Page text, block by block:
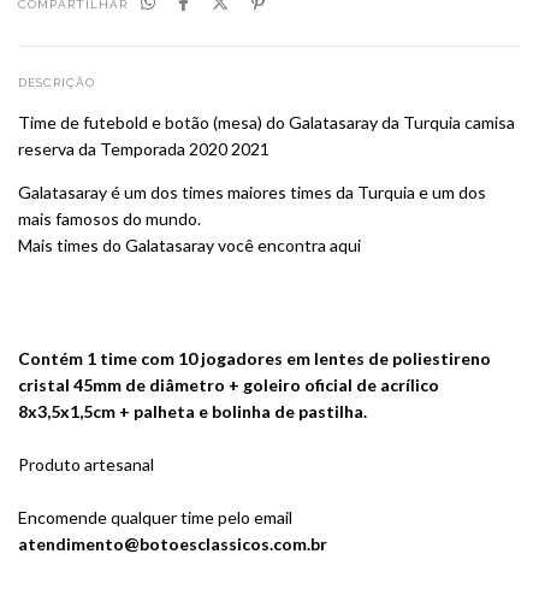
COMPARTILHAR
DESCRIÇÃO
Time de futebold e botão (mesa) do Galatasaray da Turquia camisa
reserva da Temporada 2020 2021
Galatasaray é um dos times maiores times da Turquia e um dos
mais famosos do mundo.
Mais times do Galatasaray você encontra aqui
Contém 1 time com 10 jogadores em lentes de poliestireno
cristal 45mm de diâmetro + goleiro oficial de acrílico
8x3,5x1,5cm + palheta e bolinha de pastilha.
Produto artesanal
Encomende qualquer time pelo email
atendimento@botoesclassicos.com.br